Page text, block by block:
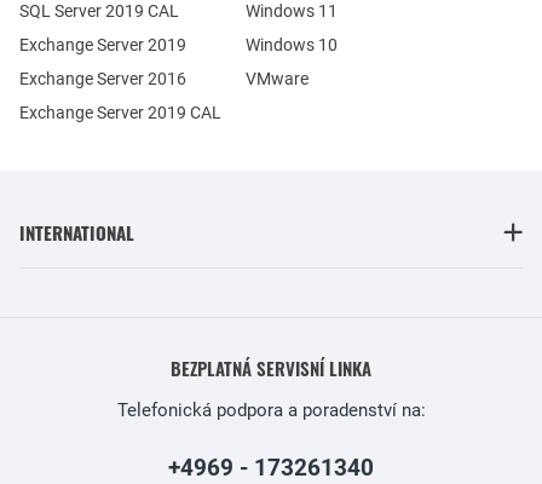
Exchange Server 2019
Exchange Server 2016
SQL Server 2019 CAL
Exchange Server 2019 CAL
Windows 11
Windows 10
VMware
INTERNATIONAL
BEZPLATNÁ SERVISNÍ LINKA
Telefonická podpora a poradenství na:
+4969 - 173261340